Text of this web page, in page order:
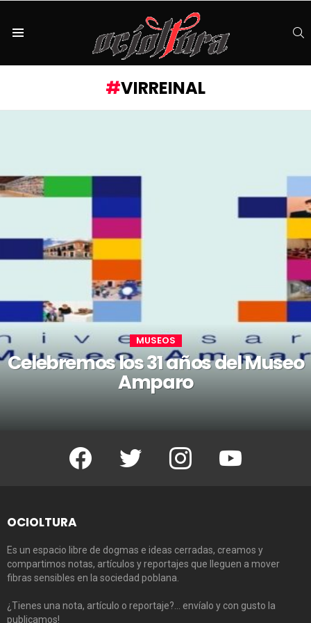
VIRREINAL
MUSEOS
Celebremos los 31 años del Museo
Amparo
Facebook Twitter Instagram Youtube
OCIOLTURA
Es un espacio libre de dogmas e ideas cerradas, creamos y
compartimos notas, artículos y reportajes que lleguen a mover
fibras sensibles en la sociedad poblana.
¿Tienes una nota, artículo o reportaje?… envíalo y con gusto la
publicamos!